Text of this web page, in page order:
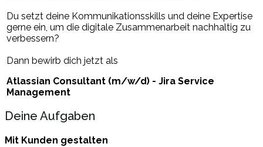
Du setzt deine Kommunikationsskills und deine Expertise
gerne ein, um die digitale Zusammenarbeit nachhaltig zu
verbessern?
Dann bewirb dich jetzt als
Atlassian Consultant (m/w/d) - Jira Service
Management
Deine Aufgaben
Mit Kunden gestalten